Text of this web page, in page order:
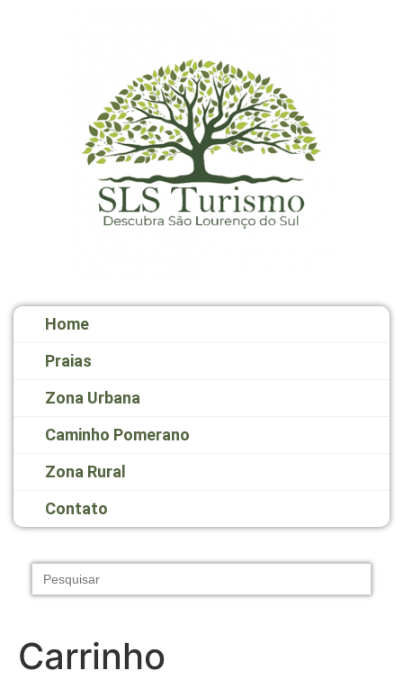
Home
Praias
Zona Urbana
Caminho Pomerano
Zona Rural
Contato
Search
for:
Carrinho